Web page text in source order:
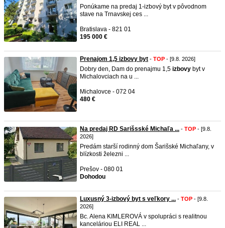
Ponúkame na predaj 1-izbový byt v pôvodnom
stave na Trnavskej ces ...
Bratislava - 821 01
195 000 €
Prenajom 1,5 izbovy byt - TOP - [9.8. 2026]
Dobry den, Dam do prenajmu 1,5 izbovy byt v
Michalovciach na u ...
Michalovce - 072 04
480 €
Na predaj RD Sarišsské Michaľa ... - TOP - [9.8.
2026]
Predám starší rodinný dom Šarišské Michaľany, v
blízkosti železni ...
Prešov - 080 01
Dohodou
Luxusný 3-izbový byt s veľkory ... - TOP - [9.8.
2026]
Bc. Alena KIMLEROVÁ v spolupráci s realitnou
kanceláriou ELI REAL ...